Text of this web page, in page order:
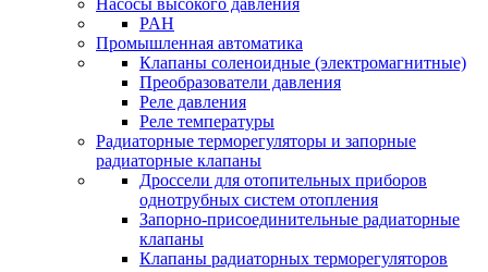
Насосы высокого давления
PAH
Промышленная автоматика
Клапаны соленоидные (электромагнитные)
Преобразователи давления
Реле давления
Реле температуры
Радиаторные терморегуляторы и запорные
радиаторные клапаны
Дроссели для отопительных приборов
однотрубных систем отопления
Запорно-присоединительные радиаторные
клапаны
Клапаны радиаторных терморегуляторов